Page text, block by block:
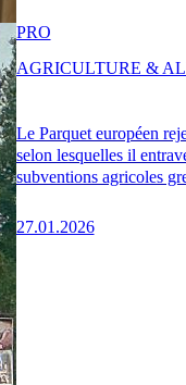
Le Parquet européen
selon lesquelles il
subventions agricoles
27.01.2026
PRO
AGRICULTURE &